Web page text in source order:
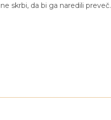
skrbi, da bi ga naredili preveč.